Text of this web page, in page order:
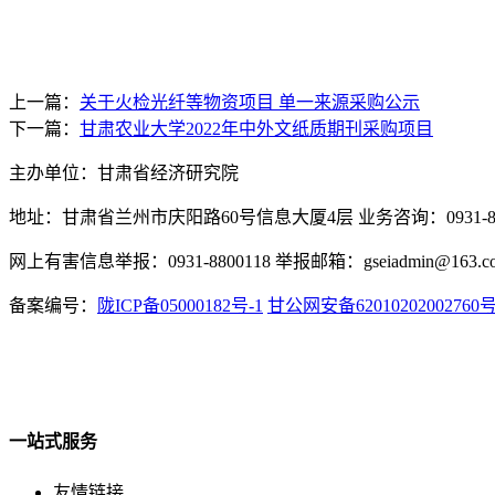
上一篇： 关于火检光纤等物资项目 单一来源采购公示
下一篇： 甘肃农业大学2022年中外文纸质期刊采购项目
主办单位：甘肃省经济研究院
地址：甘肃省兰州市庆阳路60号信息大厦4层 业务咨询：0931-
网上有害信息举报：0931-8800118 举报邮箱：
备案编号： 陇ICP备05000182号-1 甘公网安备62010202002760号
一站式服务